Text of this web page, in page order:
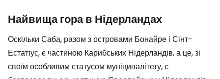
Найвища гора в Нідерландах
Оскільки Саба, разом з островами Бонайре і Сінт-
Естатіус, є частиною Карибських Нідерландів, а це, зі
своїм особливим статусом муніципалітету, є